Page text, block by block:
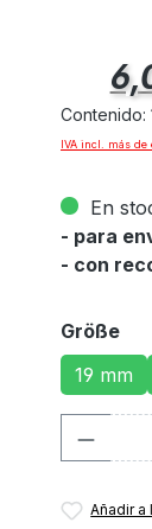
Precio
Contenido:
IVA incl. más de
En
- para
- con
Größe
19 mm
Añadir